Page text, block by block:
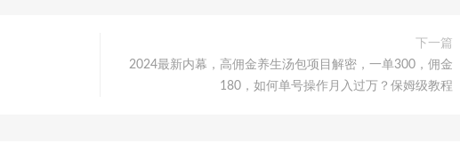
下一篇
2024最新内幕，高佣金养生汤包项目解密，一单300，佣金
180，如何单号操作月入过万？保姆级教程